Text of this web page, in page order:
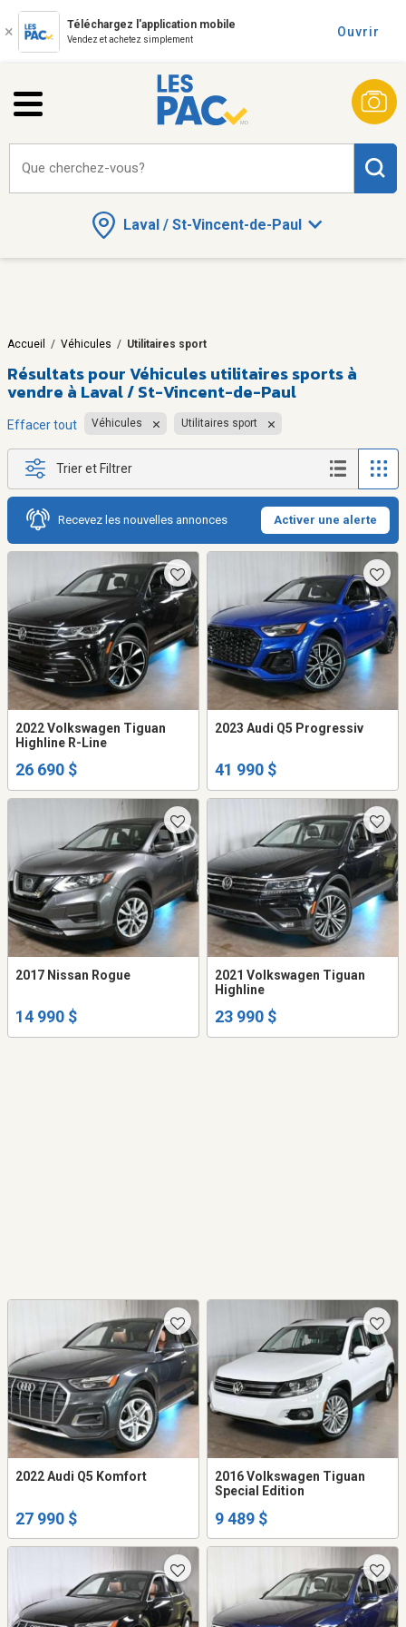
Téléchargez l'application mobile
Vendez et achetez simplement
Ouvrir
Laval / St-Vincent-de-Paul
Que cherchez-vous?
Accueil / Véhicules / Utilitaires sport
Résultats pourVéhicules utilitaires sports à
vendre à Laval / St-Vincent-de-Paul
Effacer tout Véhicules Utilitaires sport
Trier et Filtrer
Recevez les nouvelles annonces Activer une alerte
2022 Volkswagen Tiguan
Highline R-Line
26 690 $
2023 Audi Q5 Progressiv
41 990 $
2017 Nissan Rogue
14 990 $
2021 Volkswagen Tiguan
Highline
23 990 $
2022 Audi Q5 Komfort
27 990 $
2016 Volkswagen Tiguan
Special Edition
9 489 $